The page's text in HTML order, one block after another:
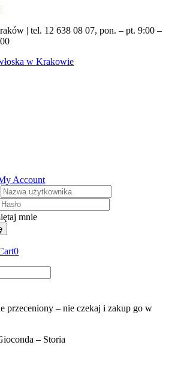
| tel. 12 638 08 07, pon. – pt. 9:00 –
Account
mnie
0
przeceniony – nie czekaj i zakup go w
– Storia